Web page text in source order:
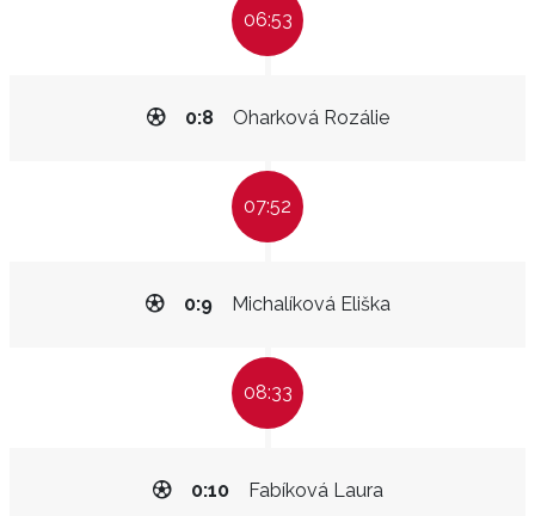
06:53
Oharková Rozálie
0:8
07:52
Michalíková Eliška
0:9
08:33
Fabíková Laura
0:10